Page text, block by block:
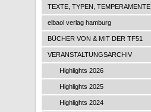
TEXTE, TYPEN, TEMPERAMENTE
elbaol verlag hamburg
BÜCHER VON & MIT DER TF51
VERANSTALTUNGSARCHIV
Highlights 2026
Highlights 2025
Highlights 2024